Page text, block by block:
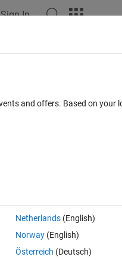
Sign In
のエラーについ
0
、
分からず対処に苦慮しており
and offers. Based on your
Netherlands(English)
Norway(English)
Österreich (Deutsch)